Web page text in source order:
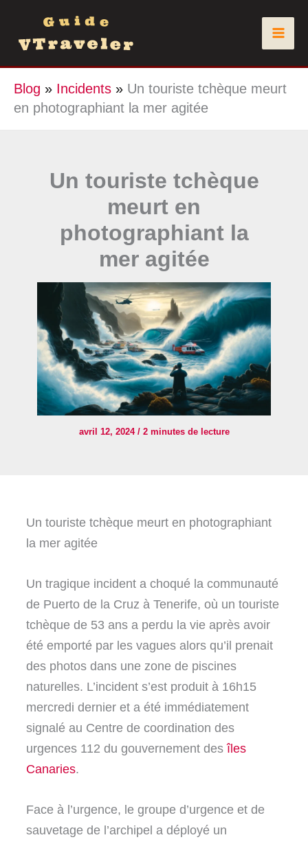
contenu
Blog » Incidents » Un touriste tchèque meurt
en photographiant la mer agitée
Un touriste tchèque
meurt en
photographiant la
mer agitée
avril 12, 2024 / 2 minutes de lecture
Un touriste tchèque meurt en photographiant
la mer agitée
Un tragique incident a choqué la communauté
de Puerto de la Cruz à Tenerife, où un touriste
tchèque de 53 ans a perdu la vie après avoir
été emporté par les vagues alors qu’il prenait
des photos dans une zone de piscines
naturelles. L’incident s’est produit à 16h15
mercredi dernier et a été immédiatement
signalé au Centre de coordination des
urgences 112 du gouvernement desîles
Canaries.
Face à l’urgence, le groupe d’urgence et de
sauvetage de l’archipel a déployé un